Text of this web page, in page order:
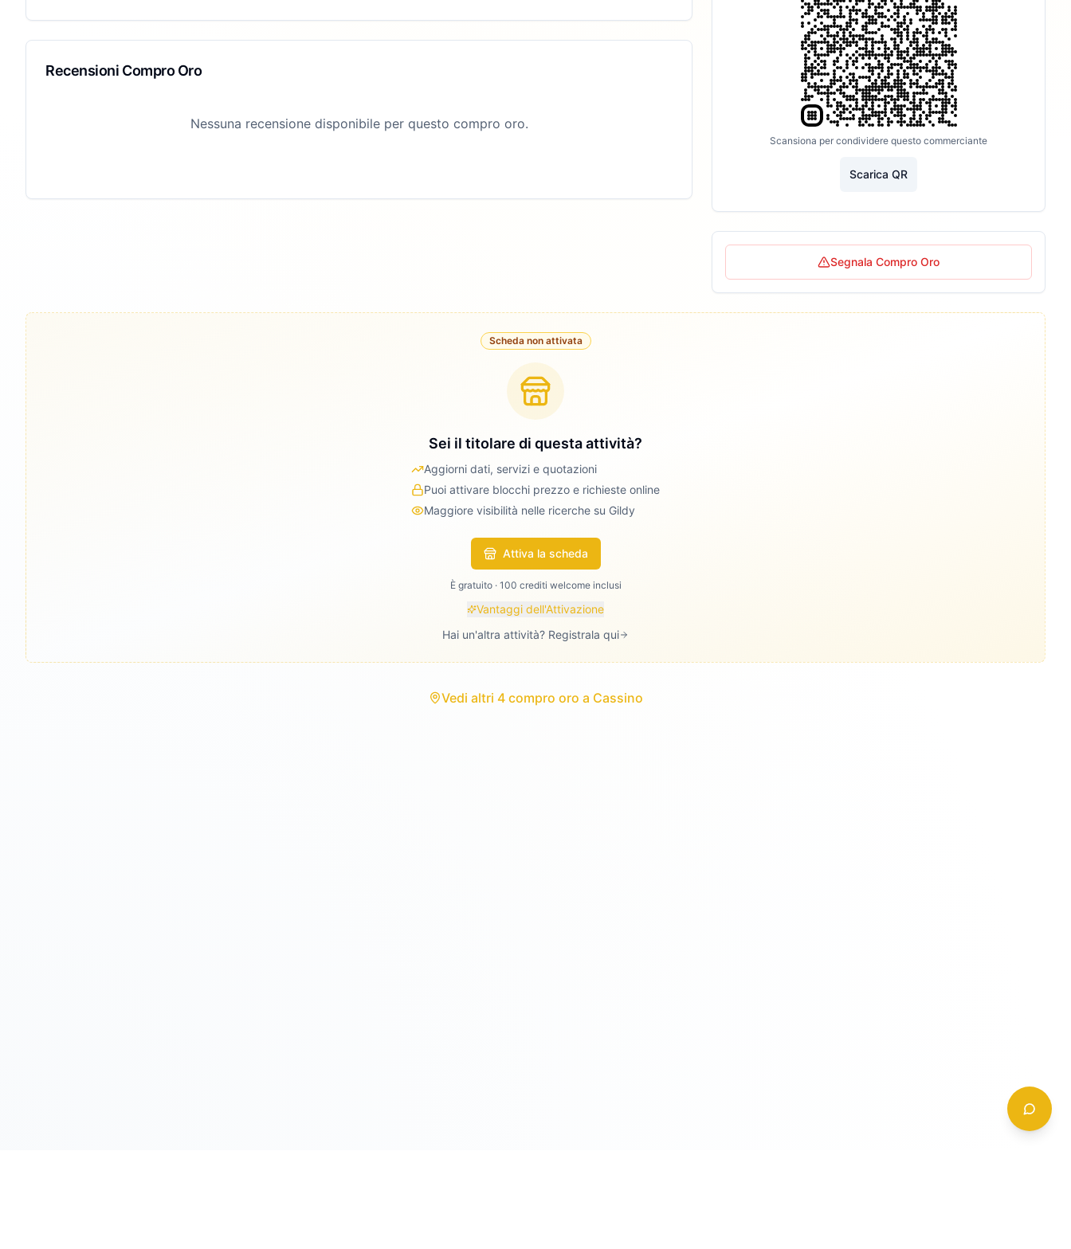
Recensioni Compro Oro
Nessuna recensione disponibile per questo compro oro.
Scansiona per condividere questo commerciante
Scarica QR
Segnala Compro Oro
Scheda non attivata
Sei il titolare di questa attività?
Aggiorni dati, servizi e quotazioni
Puoi attivare blocchi prezzo e richieste online
Maggiore visibilità nelle ricerche su Gildy
Attiva la scheda
È gratuito · 100 crediti welcome inclusi
Vantaggi dell'Attivazione
Hai un'altra attività? Registrala qui
Vedi altri 4 compro oro a Cassino